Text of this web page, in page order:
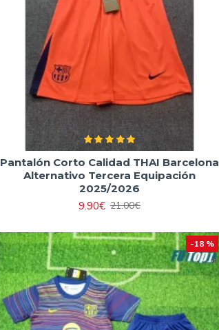
Pantalón Corto Calidad THAI Barcelona
Alternativo Tercera Equipación
2025/2026
9.90€ 21.00€
-18 %